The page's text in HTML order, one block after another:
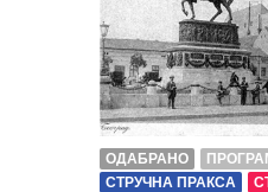
ОДАБРАНО
СТРУЧНА ПРАКСА